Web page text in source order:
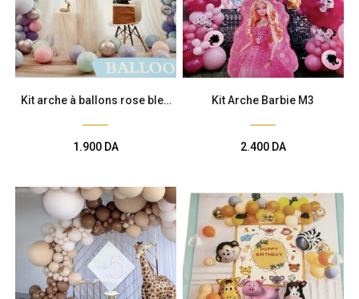
Kit arche à ballons rose bleu
1.900 DA
Kit Arche Barbie M3
2.400 DA